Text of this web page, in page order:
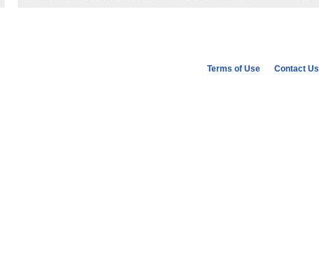
resultaten van beide methoden wijzen uit dat de omvang van de totale
populatie joden in Nederland (inclusief buitenlandse joden) tussen de
Terms of Use Contact Us